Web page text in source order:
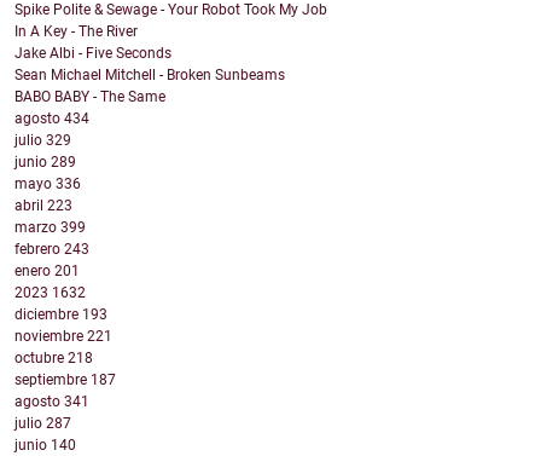
Spike Polite & Sewage - Your Robot Took My Job
In A Key - The River
Jake Albi - Five Seconds
Sean Michael Mitchell - Broken Sunbeams
BABO BABY - The Same
agosto 434
julio 329
junio 289
mayo 336
abril 223
marzo 399
febrero 243
enero 201
2023 1632
diciembre 193
noviembre 221
octubre 218
septiembre 187
agosto 341
julio 287
junio 140